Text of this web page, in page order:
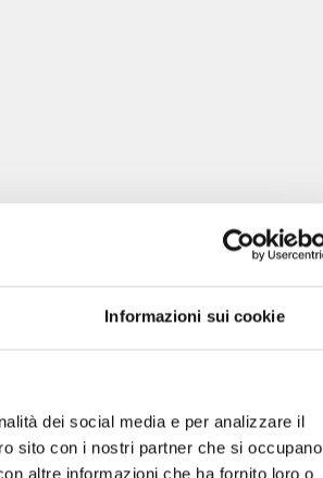
Informazioni sui cookie
dei social media e per analizzare il
sito con i nostri partner che si occupano
altre informazioni che ha fornito loro o